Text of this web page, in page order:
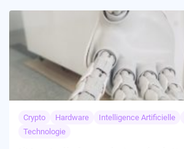
Crypto Hardware Intelligence Artificielle
Technologie